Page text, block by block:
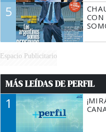
5
CON
Espacio Publicitario
MÁS LEÍDAS DE PERFIL
1